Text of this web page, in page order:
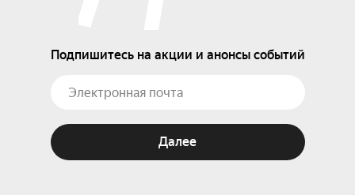
Подпишитесь на акции и анонсы событий
Далее